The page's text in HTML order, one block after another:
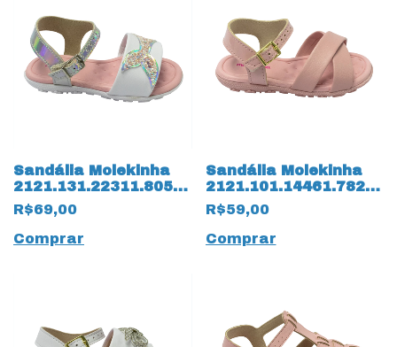
Sandália Molekinha
2121.131.22311.80574
Glitter 14260 Branco
R$69,00
Comprar
Sandália Molekinha
2121.101.14461.78276
Verniz Napa Turim
14259 Rosa
R$59,00
Comprar